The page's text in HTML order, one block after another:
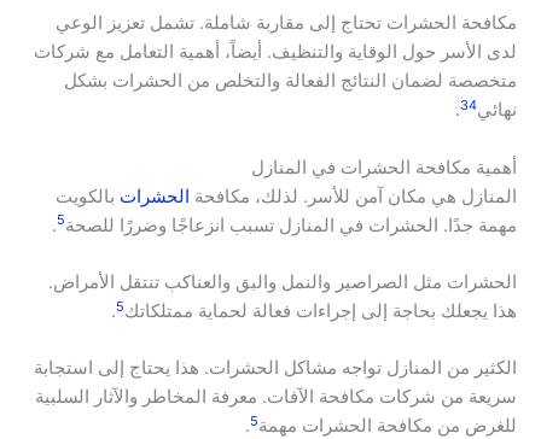
مكافحة الحشرات تحتاج إلى مقاربة شاملة. تشمل تعزيز الوعي
لدى الأسر حول الوقاية والتنظيف. أيضاً، أهمية التعامل مع شركات
متخصصة لضمان النتائج الفعالة والتخلص من الحشرات بشكل
نهائي
34
.
أهمية مكافحة الحشرات في المنازل
المنازل هي مكان آمن للأسر. لذلك، مكافحة الحشرات بالكويت
مهمة جدًا. الحشرات في المنازل تسبب انزعاجًا وضررًا للصحة5
.
الحشرات مثل الصراصير والنمل والبق والعناكب تنتقل الأمراض.
هذا يجعلك بحاجة إلى إجراءات فعالة لحماية ممتلكاتك5
.
الكثير من المنازل تواجه مشاكل الحشرات. هذا يحتاج إلى استجابة
سريعة من شركات مكافحة الآفات. معرفة المخاطر والآثار السلبية
للغرض من مكافحة الحشرات مهمة5
.